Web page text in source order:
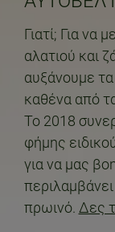
Γιατί; Για να
αλατιού και
αυξάνουμε
καθένα από
Το 2018
φήμης
για να μας
πρωινό. Δες